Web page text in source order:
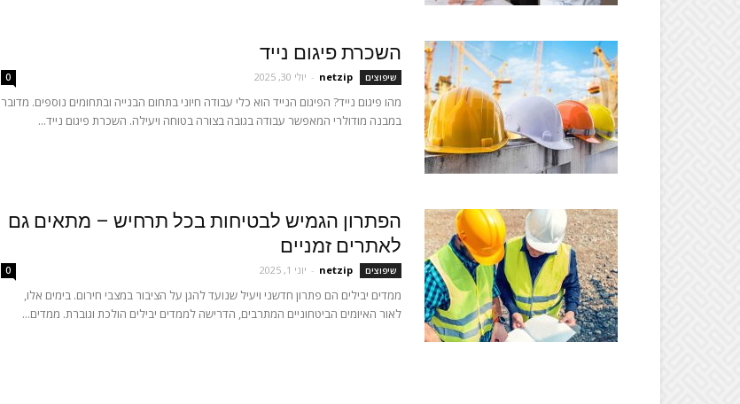
השכרת פיגום נייד
שיפוצים netzip
- יולי 30, 2025 0
מהו פיגום נייד? הפיגום הנייד הוא כלי עבודה חיוני בתחום הבנייה ובתחומים נוספים. מדובר
במבנה מודולרי המאפשר עבודה בגובה בצורה בטוחה ויעילה. השכרת פיגום נייד...
הפתרון הגמיש לבטיחות בכל תרחיש – מתאים גם
לאתרים זמניים
שיפוצים netzip
- יוני 1, 2025 0
ממדים יבילים הם פתרון חדשני ויעיל שנועד להגן על הציבור במצבי חירום. בימים אלו,
לאור האיומים הביטחוניים המתרבים, הדרישה לממדים יבילים הולכת וגוברת. ממדים...